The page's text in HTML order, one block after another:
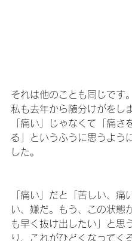
それは他のことも同じです。
私も去年から随分けがをし
「痛い」じゃなくて「痛さ
る」というふうに思うよう
した。
「痛い」だと「苦しい、痛
い、嫌だ。もう、この状態
も早く抜け出したい」と思
り、これがひどくなってく